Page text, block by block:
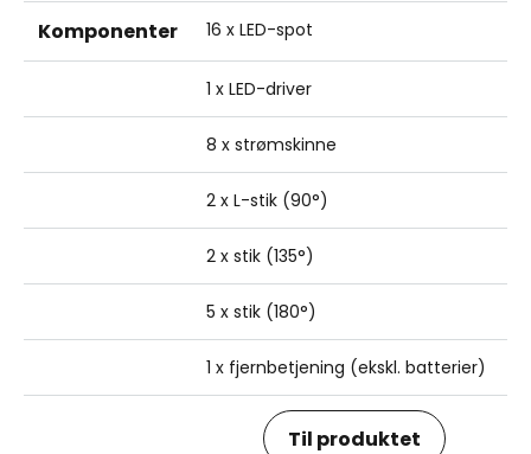
Komponenter 16 x LED-spot
1 x LED-driver
8 x strømskinne
2 x L-stik (90°)
2 x stik (135°)
5 x stik (180°)
1 x fjernbetjening (ekskl. batterier)
Til produktet